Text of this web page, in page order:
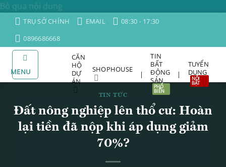
Bỏ qua nội dung
TRỤ SỞ CHÍNH EMAIL
08:30 - 17:30
0896686668
MENU
CĂN
HỘ
DỰ
ÁN
SHOPHOUSE
|
TIN
BẤT
ĐỘNG
SẢN
|
TUYỂN
DỤNG
TIN TỨC
Đất nông nghiệp lên thổ cư: Hoàn
lại tiền đã nộp khi áp dụng giảm
70%?